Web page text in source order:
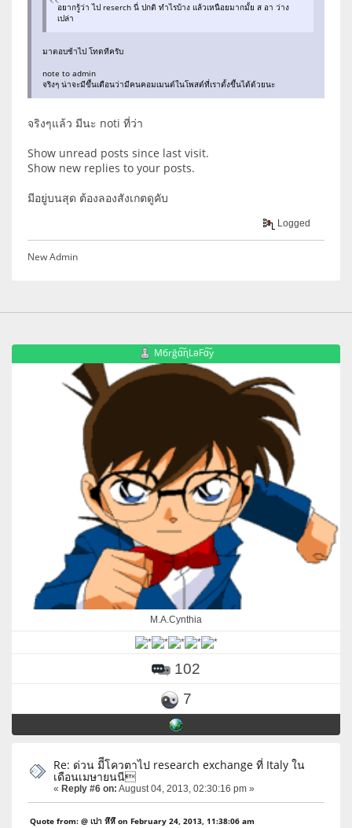
อยากรู้ว่า ไป reserch นี่ ปกติ ทำไรบ้าง แล้วเหนือยมากมั้ย ส อา ว่าง
เปล่า
มาตอบช้าไป โทดทีครับ
note to admin
จริงๆ น่าจะมีขึ้นเตือนว่ามีคนคอมเมนต์ในโพสต์ที่เราตั้งขึ้นได้ด้วยนะ
จริงๆแล้ว มีนะ noti ที่ว่า
Show unread posts since last visit.
Show new replies to your posts.
มีอยู่บนสุด ต้องลองสังเกตดูคับ
Logged
New Admin
Mбrğɑ͠ɳLəFɑ͠y
M.A.Cynthia
102
7
Re: ด่วน มีีโควตาไป research exchange ที่ Italy ใน
เดือนเมษายนนี
« Reply #6 on: August 04, 2013, 02:30:16 pm »
Quote from: @ เปา หึหึ on February 24, 2013, 11:38:06 am